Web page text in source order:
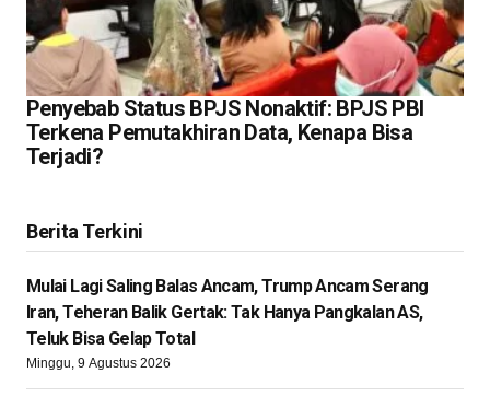
Penyebab Status BPJS Nonaktif: BPJS PBI
Terkena Pemutakhiran Data, Kenapa Bisa
Terjadi?
Berita Terkini
Mulai Lagi Saling Balas Ancam, Trump Ancam Serang
Iran, Teheran Balik Gertak: Tak Hanya Pangkalan AS,
Teluk Bisa Gelap Total
Minggu, 9 Agustus 2026